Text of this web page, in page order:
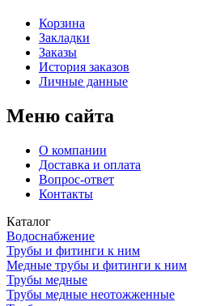
Корзина
Закладки
Заказы
История заказов
Личные данные
Меню сайта
О компании
Доставка и оплата
Вопрос-ответ
Контакты
Каталог
Водоснабжение
Трубы и фитинги к ним
Медные трубы и фитинги к ним
Трубы медные
Трубы медные неотожженные